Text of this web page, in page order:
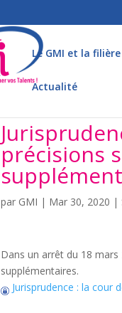
Le GMI et la filière
Actualité
précisions
par GMI | Mar 30, 2020 |
Dans un arrêt du 18
supplémentaires.
Jurisprudence : la cour